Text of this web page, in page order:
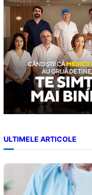
h
ULTIMELE ARTICOLE